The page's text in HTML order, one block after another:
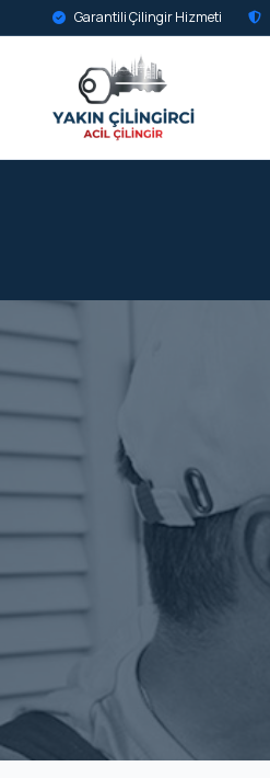
Garantili Çilingir Hizmeti